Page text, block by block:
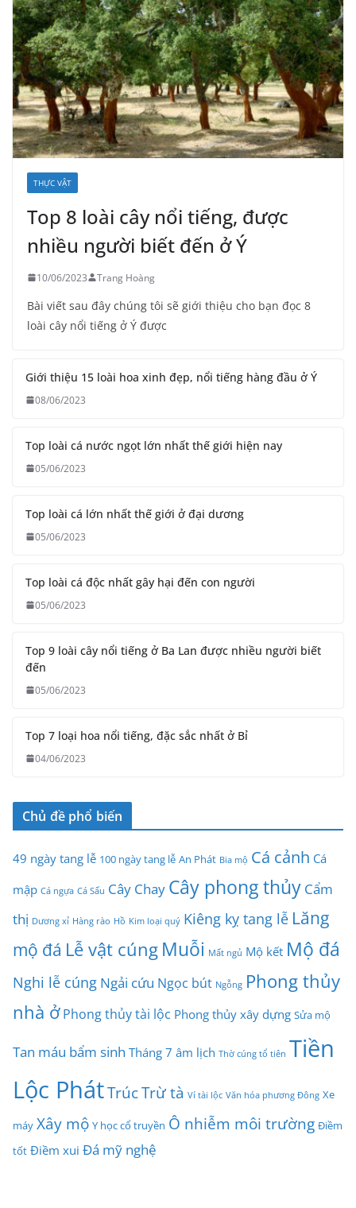
THỰC VẬT
Top 8 loài cây nổi tiếng, được
nhiều người biết đến ở Ý
10/06/2023 Trang Hoàng
Bài viết sau đây chúng tôi sẽ giới thiệu cho bạn đọc 8
loài cây nổi tiếng ở Ý được
Giới thiệu 15 loài hoa xinh đẹp, nổi tiếng hàng đầu ở Ý
08/06/2023
Top loài cá nước ngọt lớn nhất thế giới hiện nay
05/06/2023
Top loài cá lớn nhất thế giới ở đại dương
05/06/2023
Top loài cá độc nhất gây hại đến con người
05/06/2023
Top 9 loài cây nổi tiếng ở Ba Lan được nhiều người biết
đến
05/06/2023
Top 7 loại hoa nổi tiếng, đặc sắc nhất ở Bỉ
04/06/2023
Chủ đề phổ biến
49 ngày tang lễ 100 ngày tang lễ An Phát Bia mộ Cá cảnh Cá
mập Cá ngựa Cá Sấu Cây Chay Cây phong thủy Cẩm
thị Dương xỉ Hàng rào Hồ Kim loại quý Kiêng kỵ tang lễ Lăng
mộ đá Lễ vật cúng Muỗi Mất ngủ Mộ kết Mộ đá
Nghi lễ cúng Ngải cứu Ngọc bút Ngỗng Phong thủy
nhà ở Phong thủy tài lộc Phong thủy xây dựng Sửa mộ
Tan máu bẩm sinh Tháng 7 âm lịch Thờ cúng tổ tiên Tiền
Lộc PhátTrúcTrừ tà Ví tài lộc Văn hóa phương Đông Xe
máy Xây mộ Y học cổ truyền Ô nhiễm môi trường Điềm
tốt Điềm xui Đá mỹ nghệ